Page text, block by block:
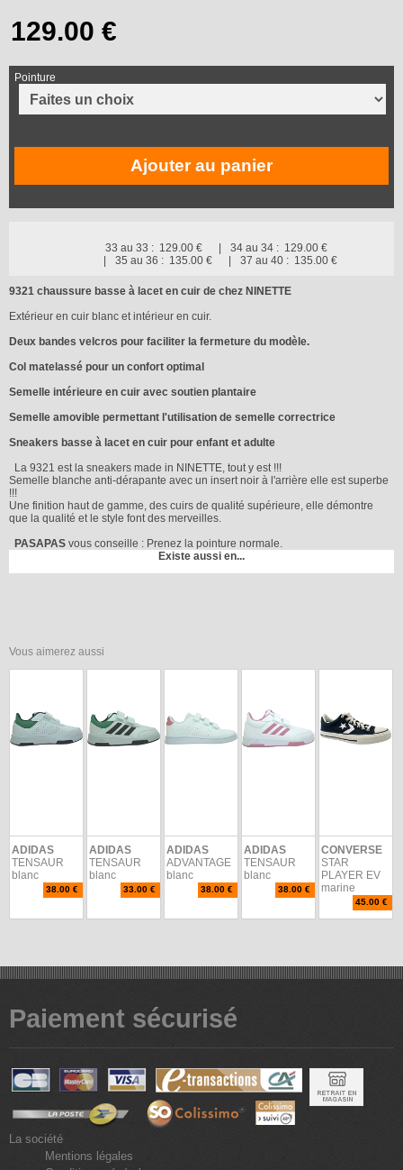
Pointure
Ajouter au panier
33 au 33 : 129.00 € 34 au 34 : 129.00 €
35 au 36 : 135.00 € 37 au 40 : 135.00 €
9321 chaussure basse à lacet en cuir de chez NINETTE
Extérieur en cuir blanc et intérieur en cuir.
Deux bandes velcros pour faciliter la fermeture du modèle.
Col matelassé pour un confort optimal
Semelle intérieure en cuir avec soutien plantaire
Semelle amovible permettant l'utilisation de semelle correctrice
Sneakers basse à lacet en cuir pour enfant et adulte
La 9321 est la sneakers made in NINETTE, tout y est !!!
Semelle blanche anti-dérapante avec un insert noir à l'arrière elle est superbe
!!!
Une finition haut de gamme, des cuirs de qualité supérieure, elle démontre
que la qualité et le style font des merveilles.
PASAPAS vous conseille : Prenez la pointure normale.
Existe aussi en...
Vous aimerez aussi
ADIDAS
TENSAUR
blanc
38.00 €
ADIDAS
TENSAUR
blanc
33.00 €
ADIDAS
ADVANTAGE
blanc
38.00 €
ADIDAS
TENSAUR
blanc
38.00 €
CONVERSE
STAR
PLAYER EV
marine
45.00 €
Paiement sécurisé
La société
Mentions légales